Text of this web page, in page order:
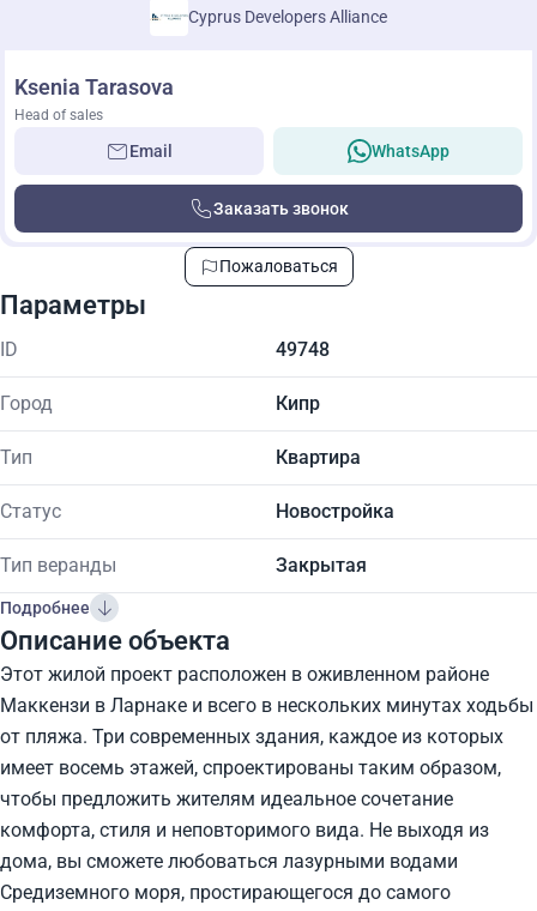
Cyprus Developers Alliance
Ksenia Tarasova
Head of sales
Email WhatsApp
Заказать звонок
Пожаловаться
Параметры
ID 49748
Город Кипр
Тип Квартира
Статус Новостройка
Тип веранды Закрытая
Подробнее
Описание объекта
Этот жилой проект расположен в оживленном районе
Маккензи в Ларнаке и всего в нескольких минутах ходьбы
от пляжа. Три современных здания, каждое из которых
имеет восемь этажей, спроектированы таким образом,
чтобы предложить жителям идеальное сочетание
комфорта, стиля и неповторимого вида. Не выходя из
дома, вы сможете любоваться лазурными водами
Средиземного моря, простирающегося до самого